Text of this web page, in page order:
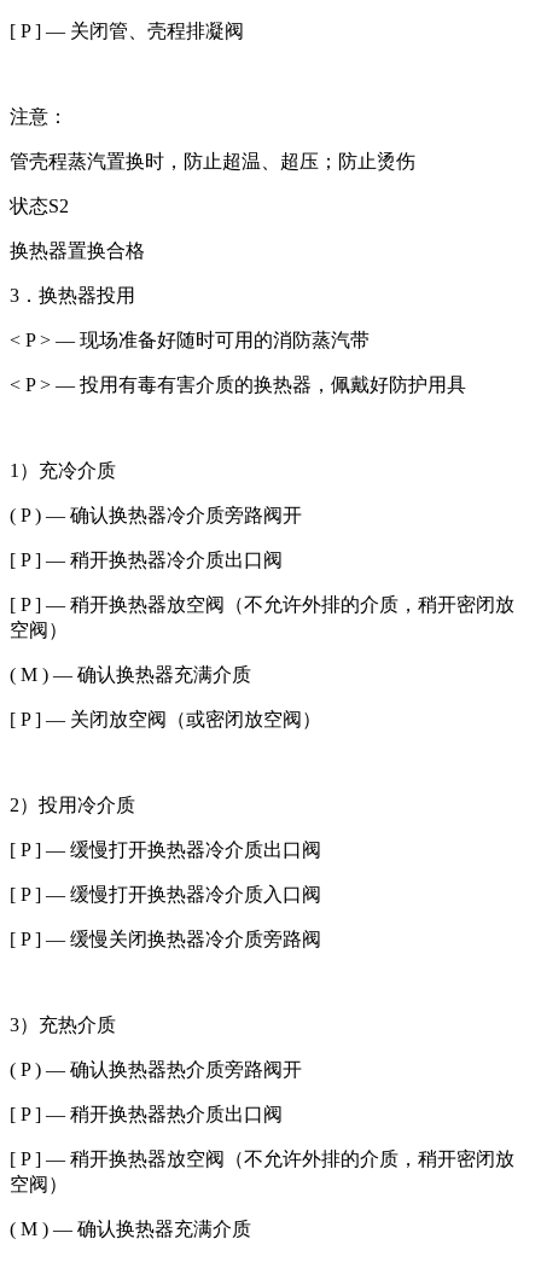
[ P ] — 关闭管、壳程排凝阀
注意：
管壳程蒸汽置换时，防止超温、超压；防止烫伤
状态S2
换热器置换合格
3．换热器投用
< P > — 现场准备好随时可用的消防蒸汽带
< P > — 投用有毒有害介质的换热器，佩戴好防护用具
1）充冷介质
( P ) — 确认换热器冷介质旁路阀开
[ P ] — 稍开换热器冷介质出口阀
[ P ] — 稍开换热器放空阀（不允许外排的介质，稍开密闭放
空阀）
( M ) — 确认换热器充满介质
[ P ] — 关闭放空阀（或密闭放空阀）
2）投用冷介质
[ P ] — 缓慢打开换热器冷介质出口阀
[ P ] — 缓慢打开换热器冷介质入口阀
[ P ] — 缓慢关闭换热器冷介质旁路阀
3）充热介质
( P ) — 确认换热器热介质旁路阀开
[ P ] — 稍开换热器热介质出口阀
[ P ] — 稍开换热器放空阀（不允许外排的介质，稍开密闭放
空阀）
( M ) — 确认换热器充满介质